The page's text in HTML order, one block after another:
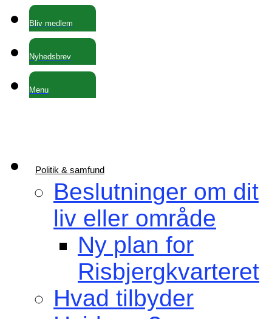
Bliv medlem
Nyhedsbrev
Menu
Politik & samfund
Beslutninger om dit
liv eller område
Ny plan for
Risbjergkvarteret
Hvad tilbyder